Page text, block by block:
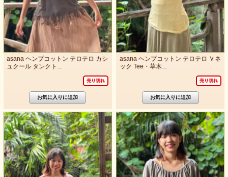
asana ヘンプコットン テロテロ カシ
ュクール タンクト...
売り切れ
asana ヘンプコットン テロテロ Ｖネ
ック Tee・草木...
売り切れ